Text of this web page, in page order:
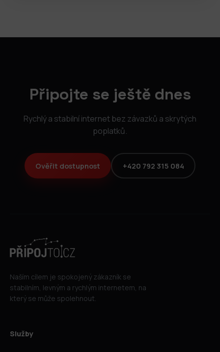
Připojte se ještě dnes
Rychlý a stabilní internet bez závazků a skrytých
poplatků.
Ověřit dostupnost +420 792 315 084
Naším cílem je spokojený zákazník se
stabilním, levným a rychlým internetem, na
který se může spolehnout.
Služby